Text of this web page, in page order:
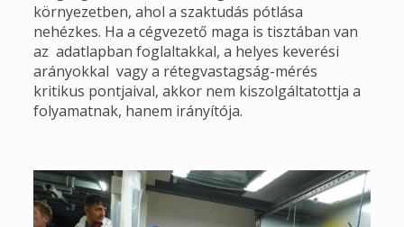
környezetben, ahol a szaktudás pótlása
nehézkes. Ha a cégvezető maga is tisztában van
az adatlapban foglaltakkal, a helyes keverési
arányokkal vagy a rétegvastagság-mérés
kritikus pontjaival, akkor nem kiszolgáltatottja a
folyamatnak, hanem irányítója.